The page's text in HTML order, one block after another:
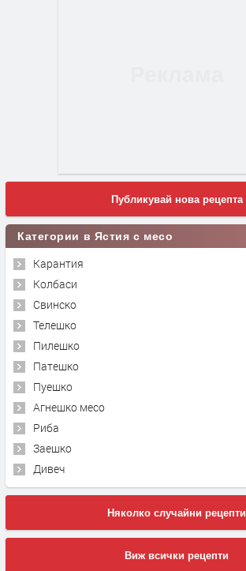
Публикувай нова рецепта
Категории в Ястия с месо
Карантия
Колбаси
Свинско
Телешко
Пилешко
Патешко
Пуешко
Агнешко месо
Риба
Заешко
Дивеч
Няколко случайни рецепти
Виж всички рецепти